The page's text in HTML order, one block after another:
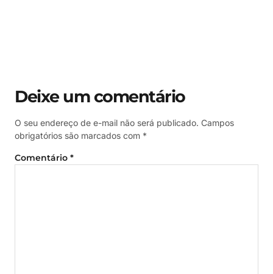
Deixe um comentário
O seu endereço de e-mail não será publicado. Campos
obrigatórios são marcados com *
Comentário *